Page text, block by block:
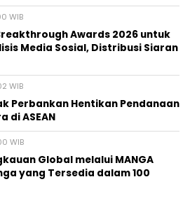
WIB
Awards 2026 untuk
Media Sosial, Distribusi Siaran
WIB
Perbankan Hentikan Pendanaan
di ASEAN
WIB
Global melalui MANGA
yang Tersedia dalam 100